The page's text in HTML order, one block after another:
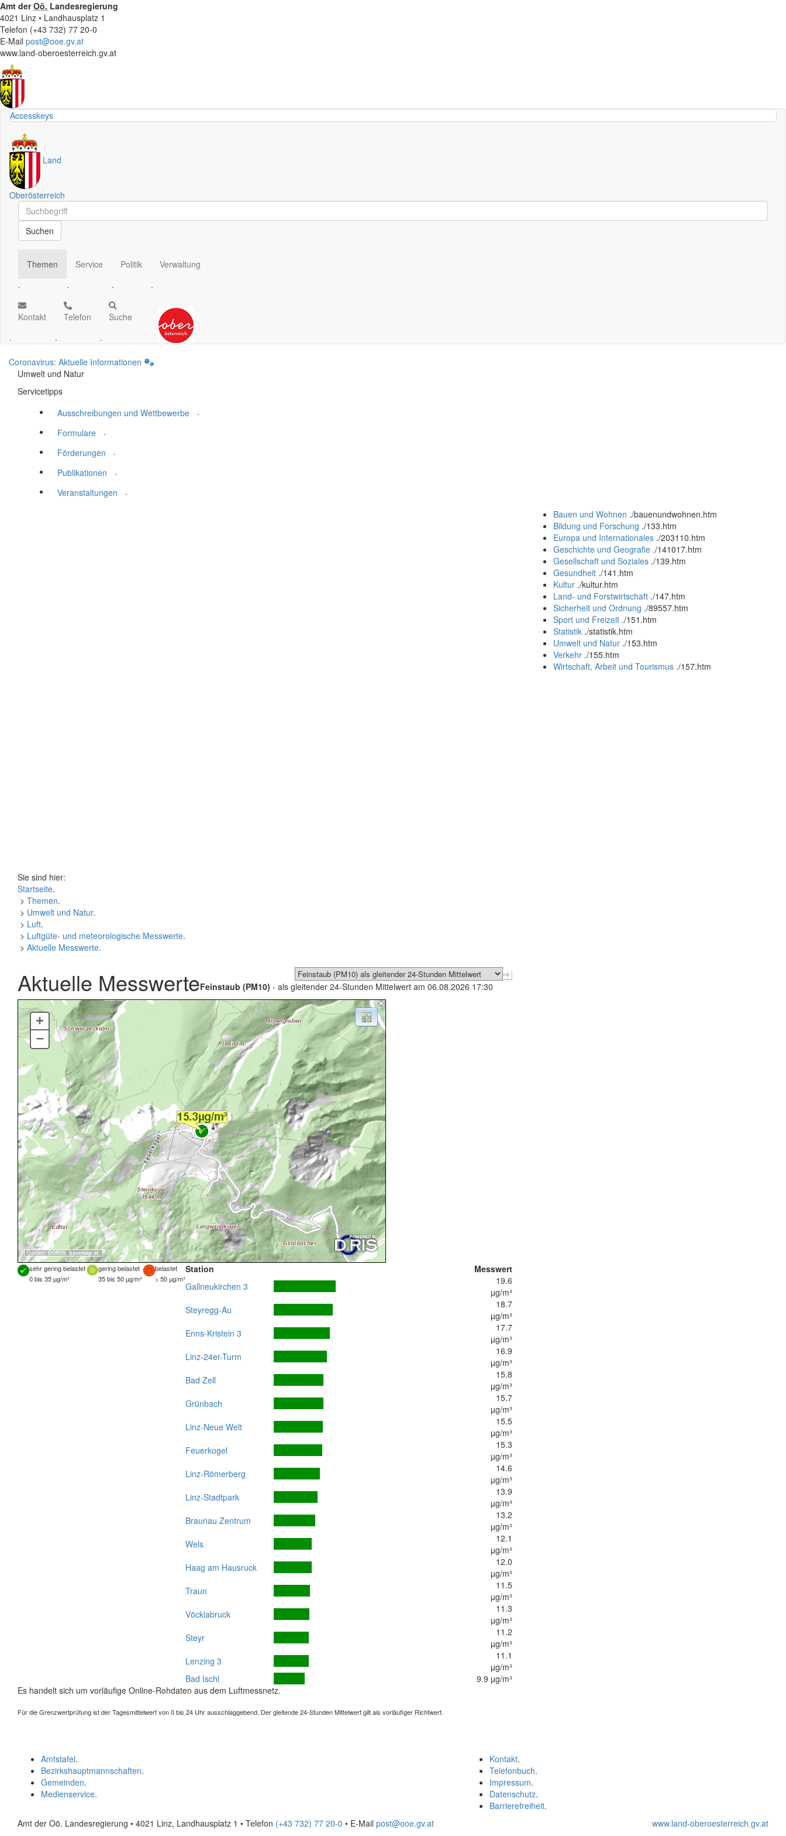
Amt derOö. Landesregierung
4021 Linz • Landhausplatz 1
Telefon (+43 732) 77 20-0
E-Mail post@ooe.gv.at
www.land-oberoesterreich.gv.at
Accesskeys
Land
Oberösterreich
Schnellsuche
Schnellsuche
Suchen
Themen
.
Service
.
Politik
.
Verwaltung
.
Kontakt
.
Telefon
.
Suche
.
Coronavirus: Aktuelle Informationen
Umwelt und Natur
Servicetipps
Ausschreibungen und Wettbewerbe
.
Formulare
.
Förderungen
.
Publikationen
.
Veranstaltungen
.
Bauen und Wohnen ./bauenundwohnen.htm
Bildung und Forschung ./133.htm
Europa und Internationales ./203110.htm
Geschichte und Geografie ./141017.htm
Gesellschaft und Soziales ./139.htm
Gesundheit ./141.htm
Kultur ./kultur.htm
Land- und Forstwirtschaft ./147.htm
Sicherheit und Ordnung ./89557.htm
Sport und Freizeit ./151.htm
Statistik ./statistik.htm
Umwelt und Natur ./153.htm
Verkehr ./155.htm
Wirtschaft, Arbeit und Tourismus ./157.htm
Sie sind hier:
Startseite.
> Themen.
> Umwelt und Natur.
> Luft.
> Luftgüte- und meteorologische Messwerte.
> Aktuelle Messwerte.
Aktuelle MesswerteFeinstaub (PM10) - als gleitender 24-Stunden Mittelwert am 06.08.2026 17:30
Quellen: DORIS, basemap.at
+
–
sehr gering belastet gering belastet
belastet
0 bis 35 µg/m³
35 bis 50 µg/m³ > 50 µg/m³
Station
Messwert
Gallneukirchen 3
19.6
µg/m³
Steyregg-Au
18.7
µg/m³
Enns-Kristein 3
17.7
µg/m³
Linz-24er-Turm
16.9
µg/m³
Bad Zell
15.8
µg/m³
Grünbach
15.7
µg/m³
Linz-Neue Welt
15.5
µg/m³
Feuerkogel
15.3
µg/m³
Linz-Römerberg
14.6
µg/m³
Linz-Stadtpark
13.9
µg/m³
Braunau Zentrum
13.2
µg/m³
Wels
12.1
µg/m³
Haag am Hausruck
12.0
µg/m³
Traun
11.5
µg/m³
Vöcklabruck
11.3
µg/m³
Steyr
11.2
µg/m³
Lenzing 3
11.1
µg/m³
Bad Ischl
9.9 µg/m³
Es handelt sich um vorläufige Online-Rohdaten aus dem Luftmessnetz.
Für die Grenzwertprüfung ist der Tagesmittelwert von 0 bis 24 Uhr ausschlaggebend. Der gleitende 24-Stunden Mittelwert gilt als vorläufiger Richtwert.
Kontakt.
Telefonbuch.
Impressum.
Datenschutz.
Barrierefreiheit.
Amtstafel.
Bezirkshauptmannschaften.
Gemeinden.
Medienservice.
Amt der Oö. Landesregierung • 4021 Linz, Landhausplatz 1 • Telefon (+43 732) 77 20-0 • E-Mail post@ooe.gv.at www.land-oberoesterreich.gv.at